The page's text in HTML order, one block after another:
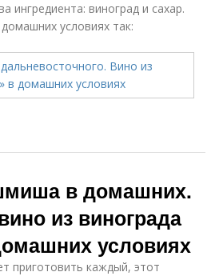
ингредиента: виноград и сахар.
условиях так:
в домашних.
из винограда
условиях
приготовить каждый, этот